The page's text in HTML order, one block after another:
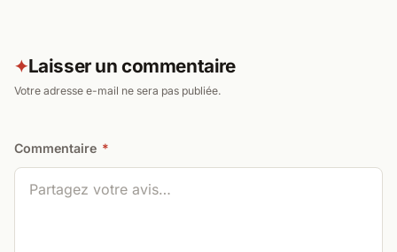
✦Laisser un commentaire
Votre adresse e-mail ne sera pas publiée.
Commentaire *